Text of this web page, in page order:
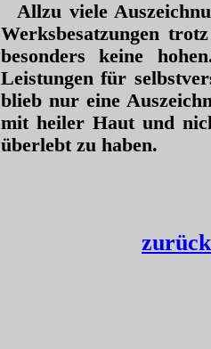
Allzu viele
Werksbesatzungen
besonders keine
Leistungen für
blieb nur eine
mit heiler Haut und
überlebt zu haben.